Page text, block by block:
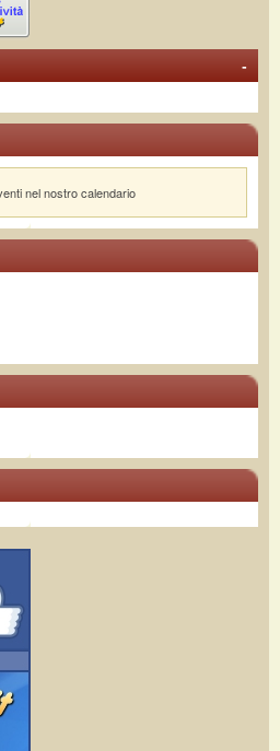
-
nel nostro calendario